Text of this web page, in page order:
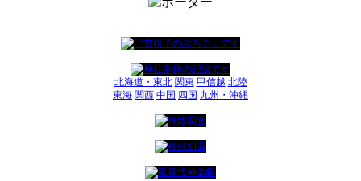
北海道・東北 関東 甲信越 北陸
東海 関西 中国 四国 九州・沖縄